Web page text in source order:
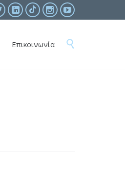
  
Skip
to
Επικοινωνία 